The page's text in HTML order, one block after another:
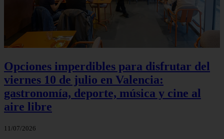
Opciones imperdibles para disfrutar del
viernes 10 de julio en Valencia:
gastronomía, deporte, música y cine al
aire libre
11/07/2026